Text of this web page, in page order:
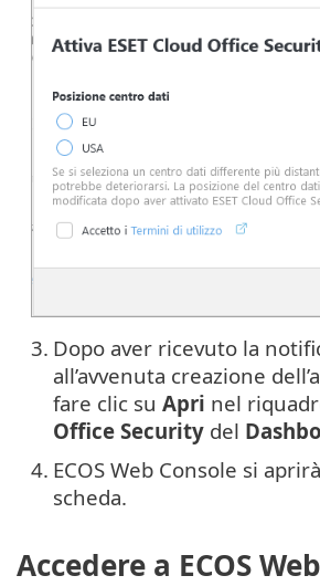
3. Dopo aver ricevuto la
all’avvenuta creazione
fare clic su Apri nel
Office Security del
4. ECOS Web Console si
scheda.
Accedere a ECOS